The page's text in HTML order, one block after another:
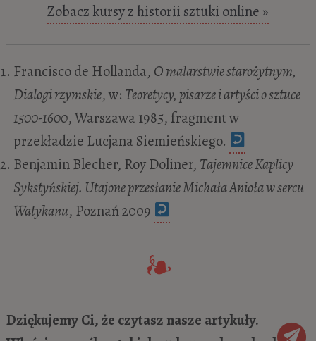
Zobacz kursy z historii sztuki online »
Francisco de Hollanda, O malarstwie starożytnym,
Dialogi rzymskie, w: Teoretycy, pisarze i artyści o sztuce
1500-1600, Warszawa 1985, fragment w
przekładzie Lucjana Siemieńskiego.
Benjamin Blecher, Roy Doliner, Tajemnice Kaplicy
Sykstyńskiej. Utajone przesłanie Michała Anioła w sercu
Watykanu, Poznań 2009
Dziękujemy Ci, że czytasz nasze artykuły.